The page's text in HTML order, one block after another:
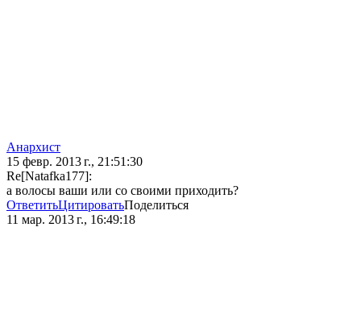
Анархист
15 февр. 2013 г., 21:51:30
Re[Natafka177]:
а волосы ваши или со своими приходить?
ОтветитьЦитироватьПоделиться
11 мар. 2013 г., 16:49:18